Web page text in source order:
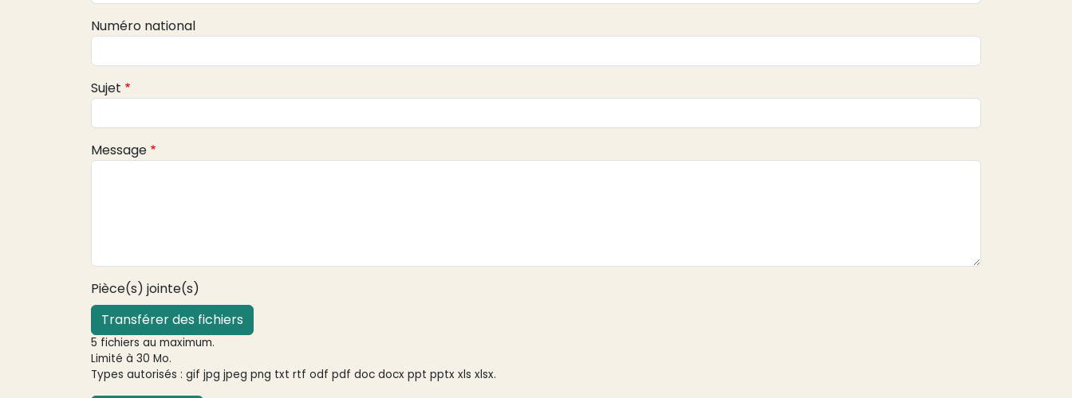
Numéro national
Sujet
Message
Pièce(s) jointe(s)
Transférer des fichiers
5 fichiers au maximum.
Limité à 30 Mo.
Types autorisés : gif jpg jpeg png txt rtf odf pdf doc docx ppt pptx xls xlsx.